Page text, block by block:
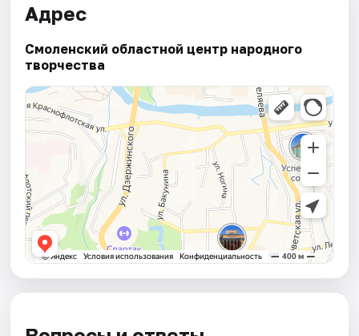
Адрес
Смоленский областной центр народного
творчества